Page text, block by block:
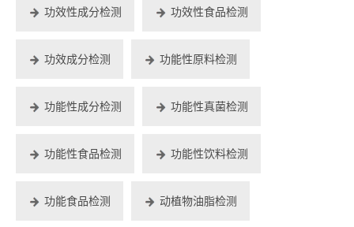
功效性成分检测 功效性食品检测
功效成分检测 功能性原料检测
功能性成分检测 功能性真菌检测
功能性食品检测 功能性饮料检测
功能食品检测 动植物油脂检测